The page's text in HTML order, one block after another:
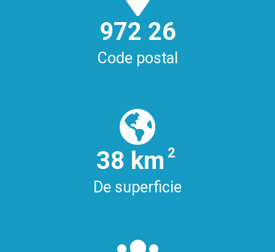
972 27
Code postal
38.42km
De superficie